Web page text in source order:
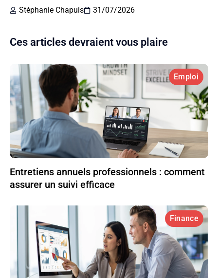
Stéphanie Chapuis 31/07/2026
Ces articles devraient vous plaire
Emploi
Entretiens annuels professionnels : comment
assurer un suivi efficace
Finance